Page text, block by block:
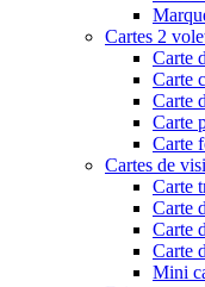
Cartes 2
Carte
Carte
Carte
Carte
Carte
Cartes de
Carte
Carte
Carte
Carte
Mini